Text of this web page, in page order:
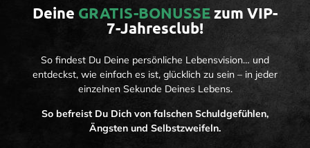
Deine GRATIS-BONUSSEzum VIP-
7-Jahresclub!
So findest Du Deine persönliche Lebensvision… und
entdeckst, wie einfach es ist, glücklich zu sein – in jeder
einzelnen Sekunde Deines Lebens.
So befreist Du Dich von falschen Schuldgefühlen,
Ängsten und Selbstzweifeln.